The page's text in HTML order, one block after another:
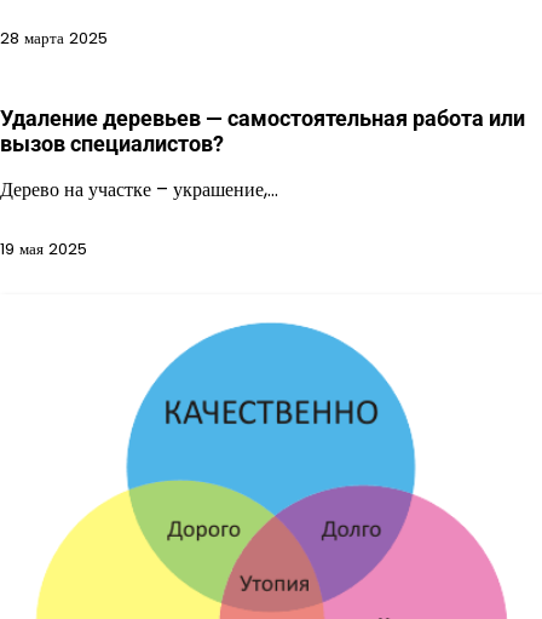
28 марта 2025
Удаление деревьев — самостоятельная работа или
вызов специалистов?
Дерево на участке – украшение,…
19 мая 2025